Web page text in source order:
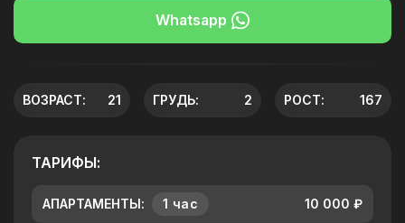
Whatsapp
ВОЗРАСТ: 21 ГРУДЬ: 2 РОСТ: 167
ТАРИФЫ:
АПАРТАМЕНТЫ: 1 час 10 000 ₽